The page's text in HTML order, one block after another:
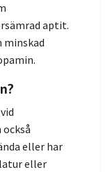
aptit.
minskad
eller har
eller